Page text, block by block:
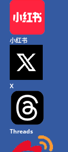
小红书
X
Threads